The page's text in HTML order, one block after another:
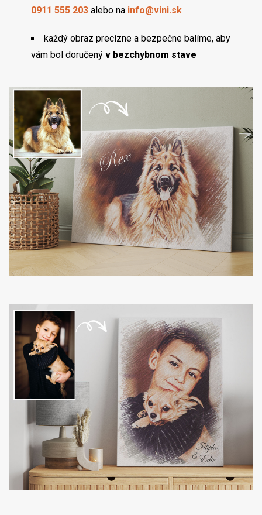
0911 555 203 alebo na info@vini.sk
každý obraz precízne a bezpečne balíme, aby
vám bol doručený v bezchybnom stave